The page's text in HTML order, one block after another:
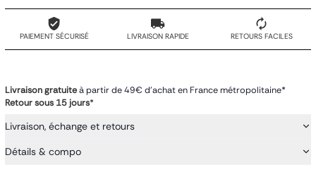
PAIEMENT SÉCURISÉ LIVRAISON RAPIDE RETOURS FACILES
Livraison gratuiteà partir de 49€ d'achat en France métropolitaine*
Retour sous 15 jours*
Livraison, échange et retours
Détails & compo